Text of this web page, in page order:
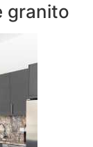
granito